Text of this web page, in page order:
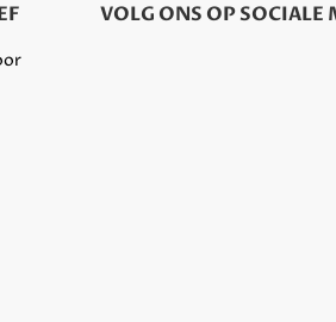
VOLG ONS OP SOCIALE